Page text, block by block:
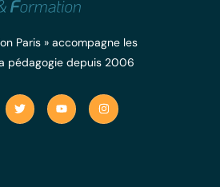
Paris » accompagne les
pédagogie depuis 2006